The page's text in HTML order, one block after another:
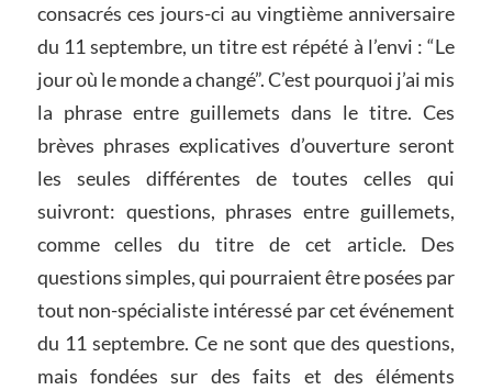
consacrés ces jours-ci au vingtième anniversaire
du 11 septembre, un titre est répété à l’envi : “Le
jour où le monde a changé”. C’est pourquoi j’ai mis
la phrase entre guillemets dans le titre. Ces
brèves phrases explicatives d’ouverture seront
les seules différentes de toutes celles qui
suivront: questions, phrases entre guillemets,
comme celles du titre de cet article. Des
questions simples, qui pourraient être posées par
tout non-spécialiste intéressé par cet événement
du 11 septembre. Ce ne sont que des questions,
mais fondées sur des faits et des éléments